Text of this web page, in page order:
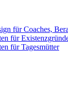
für Coaches,
für
für Tagesmütter